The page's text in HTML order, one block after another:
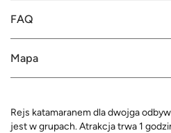
FAQ
Mapa
Rejs katamaranem dla dwojga
jest w grupach. Atrakcja trwa 1